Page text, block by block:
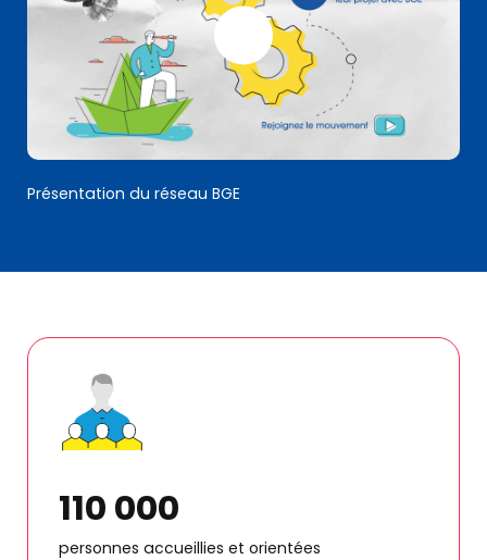
Présentation du réseau BGE
110 000
personnes accueillies et orientées